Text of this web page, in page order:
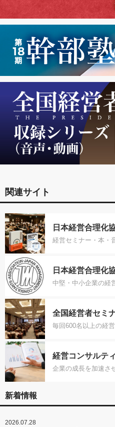
関連サイト
日本経営合理化
経営セミナー・本・
日本経営合理化
中堅・中小企業の経
全国経営者セミ
毎回600名以上の経
経営コンサルテ
企業の成長を加速さ
新着情報
2026.07.28